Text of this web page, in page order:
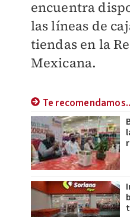
encuentra
las líneas de
tiendas en la
Mexicana.
Te